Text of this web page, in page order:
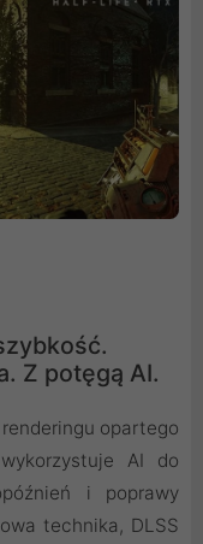
Z potęgą AI.
opartego
AI do
i poprawy
technika, DLSS